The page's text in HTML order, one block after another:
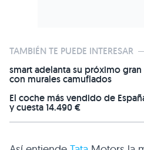
TAMBIÉN TE PUEDE INTERESAR
smart adelanta su próximo
con murales camuflados
El coche más vendido de
y cuesta 14.490 €